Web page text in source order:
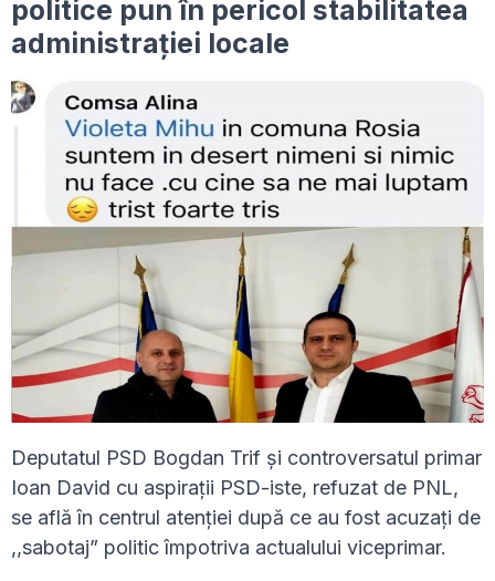
politice pun în pericol stabilitatea
administrației locale
Deputatul PSD Bogdan Trif și controversatul primar
Ioan David cu aspirații PSD-iste, refuzat de PNL,
se află în centrul atenției după ce au fost acuzați de
,,sabotaj” politic împotriva actualului viceprimar.